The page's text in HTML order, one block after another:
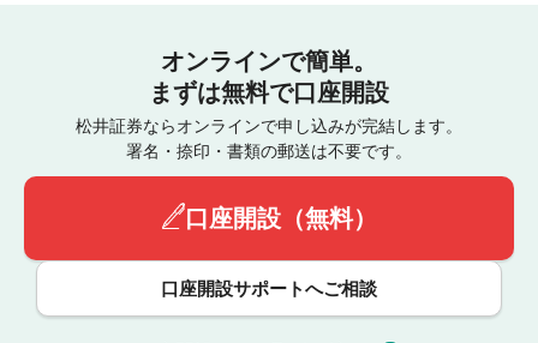
オンラインで簡単。
まずは無料で口座開設
松井証券ならオンラインで申し込みが完結します。
署名・捺印・書類の郵送は不要です。
口座開設（無料）
口座開設サポートへご相談